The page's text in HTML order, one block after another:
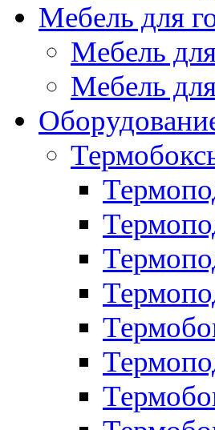
Мебель для
Мебель
Мебель